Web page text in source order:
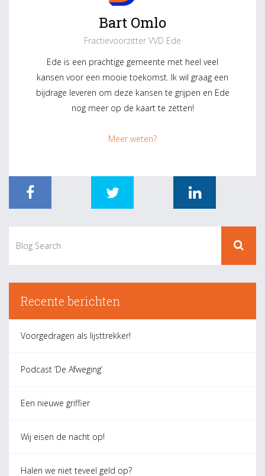
Bart Omlo
Fractievoorzitter VVD Ede
Ede is een prachtige gemeente met heel veel
kansen voor een mooie toekomst. Ik wil graag een
bijdrage leveren om deze kansen te grijpen en Ede
nog meer op de kaart te zetten!
Meer weten?
Recente berichten
Voorgedragen als lijsttrekker!
Podcast ‘De Afweging’
Een nieuwe griffier
Wij eisen de nacht op!
Halen we niet teveel geld op?